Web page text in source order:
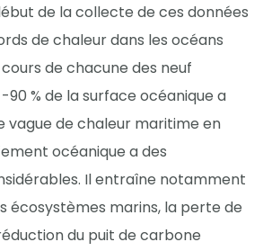
de la collecte de ces données
de chaleur dans les océans
de chacune des neuf
% de la surface océanique a
vague de chaleur maritime en
océanique a des
Il entraîne notamment
écosystèmes marins, la perte de
du puit de carbone